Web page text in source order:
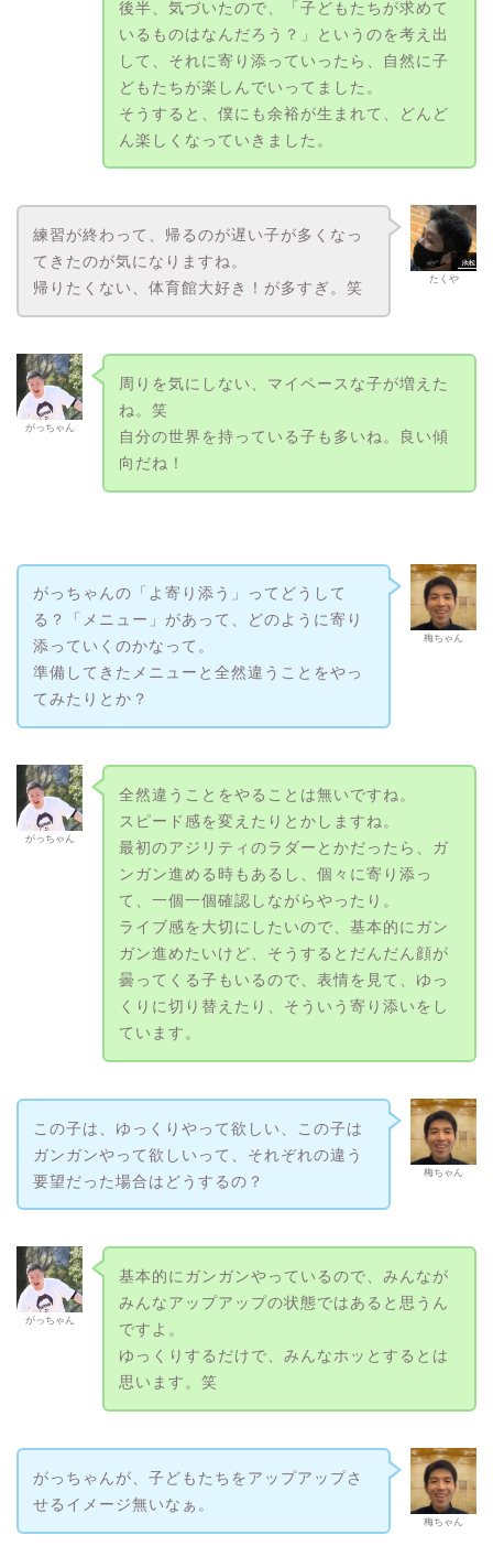
後半、気づいたので、「子どもたちが求めて
いるものはなんだろう？」というのを考え出
して、それに寄り添っていったら、自然に子
どもたちが楽しんでいってました。
そうすると、僕にも余裕が生まれて、どんど
ん楽しくなっていきました。
たくや
練習が終わって、帰るのが遅い子が多くなっ
てきたのが気になりますね。
帰りたくない、体育館大好き！が多すぎ。笑
がっちゃん
周りを気にしない、マイペースな子が増えた
ね。笑
自分の世界を持っている子も多いね。良い傾
向だね！
梅ちゃん
がっちゃんの「よ寄り添う」ってどうして
る？「メニュー」があって、どのように寄り
添っていくのかなって。
準備してきたメニューと全然違うことをやっ
てみたりとか？
がっちゃん
全然違うことをやることは無いですね。
スピード感を変えたりとかしますね。
最初のアジリティのラダーとかだったら、ガ
ンガン進める時もあるし、個々に寄り添っ
て、一個一個確認しながらやったり。
ライブ感を大切にしたいので、基本的にガン
ガン進めたいけど、そうするとだんだん顔が
曇ってくる子もいるので、表情を見て、ゆっ
くりに切り替えたり、そういう寄り添いをし
ています。
梅ちゃん
この子は、ゆっくりやって欲しい、この子は
ガンガンやって欲しいって、それぞれの違う
要望だった場合はどうするの？
がっちゃん
基本的にガンガンやっているので、みんなが
みんなアップアップの状態ではあると思うん
ですよ。
ゆっくりするだけで、みんなホッとするとは
思います。笑
梅ちゃん
がっちゃんが、子どもたちをアップアップさ
せるイメージ無いなぁ。